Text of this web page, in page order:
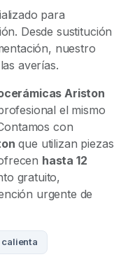
para
Desde sustitución
nuestro
averías.
Ariston
el mismo
con
que utilizan piezas
hasta 12
gratuito,
urgente de
calienta